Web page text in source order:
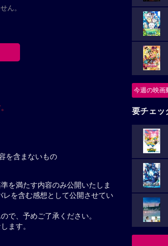
ん。
を含まないもの
を満たす内容のみ公開いたしま
を含む感想として公開させてい
で、予めご了承ください。
ます。
今週の映画
要チェッ